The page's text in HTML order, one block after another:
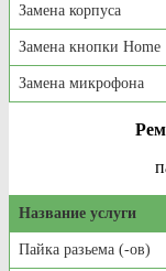
Замена корпуса
Замена кнопки Home
Замена микрофона
Название услуги
Пайка разьема (-ов)